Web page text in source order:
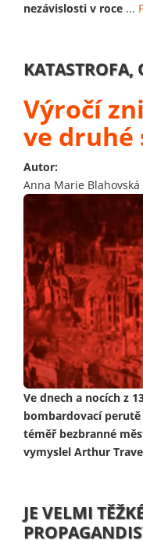
nezávislosti v roce ...
KATASTROFA,
Výročí
ve druhé
Autor:
Anna Marie Blahovská
Ve dnech a nocích z
bombardovací
téměř bezbranné
vymyslel Arthur
JE VELMI